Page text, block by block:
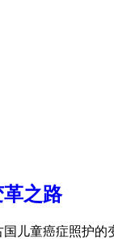
之路
儿童癌症照护的